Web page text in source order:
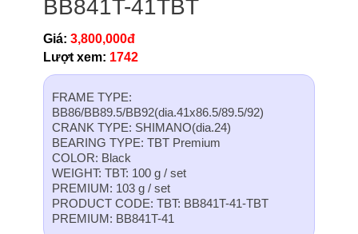
BB841T-41TBT
Giá: 3,800,000đ
Lượt xem: 1742
FRAME TYPE:
BB86/BB89.5/BB92(dia.41x86.5/89.5/92)
CRANK TYPE: SHIMANO(dia.24)
BEARING TYPE: TBT Premium
COLOR: Black
WEIGHT: TBT: 100 g / set
PREMIUM: 103 g / set
PRODUCT CODE: TBT: BB841T-41-TBT
PREMIUM: BB841T-41